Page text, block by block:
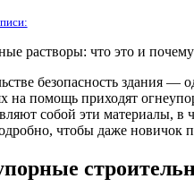
растворы: что это и
безопасность здания —
на помощь приходят
собой эти материалы,
чтобы даже новичок